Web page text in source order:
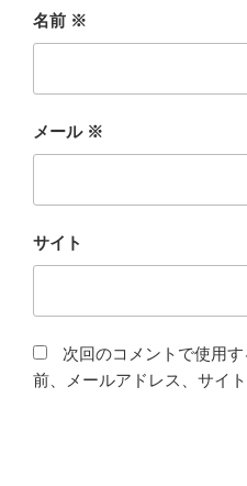
名前 ※
メール ※
サイト
次回のコメントで使用
前、メールアドレス、サイト